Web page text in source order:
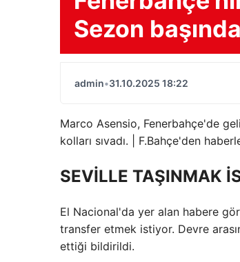
Sezon
admin•31.10.2025 18:22
Marco Asensio, Fenerbahçe'de
kolları sıvadı. | F.Bahçe'den
SEVİLLE TAŞINMAK
El Nacional'da yer alan habere
transfer etmek istiyor. Devre
ettiği bildirildi.